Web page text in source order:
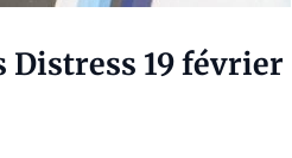
Distress 19 février